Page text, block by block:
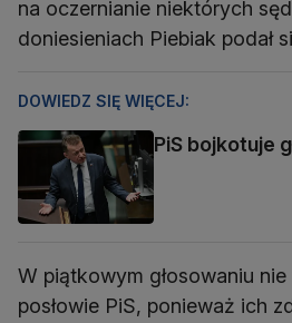
na oczernianie niektórych
doniesieniach Piebiak podał
DOWIEDZ SIĘ WIĘCEJ:
PiS bojkotuje
W piątkowym głosowaniu nie
posłowie PiS, ponieważ ich